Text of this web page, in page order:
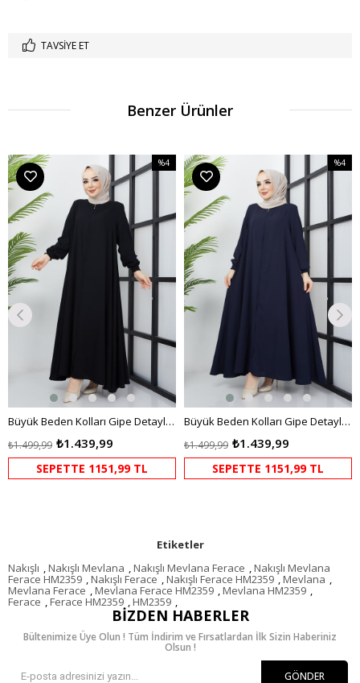
TAVSIYE ET
Benzer Ürünler
Büyük Beden Kolları Gipe Detaylı Siyah Ferace
₺1.439,99
₺1.499,99
%4
%4İndirim
SEPETTE 1151,99 TL
Büyük Beden Kolları Gipe Detaylı Lacivert Ferace
₺1.439,99
₺1.499,99
%4
SEPETTE 1151,99 TL
Etiketler
Nakışlı ,Nakışlı Mevlana ,Nakışlı Mevlana Ferace ,Nakışlı Mevlana
Ferace HM2359 ,Nakışlı Ferace ,Nakışlı Ferace HM2359 ,Mevlana ,
Mevlana Ferace ,Mevlana Ferace HM2359 ,Mevlana HM2359 ,
Ferace ,Ferace HM2359 ,HM2359 ,
BIZDEN HABERLER
Bültenimize Üye Olun ! Tüm İndirim ve Fırsatlardan İlk Sizin Haberiniz
Olsun !
GÖNDER